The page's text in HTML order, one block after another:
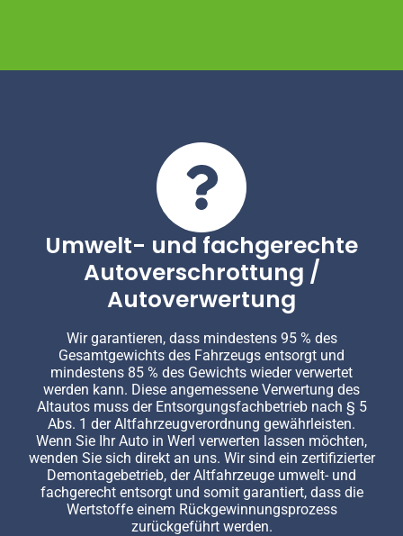
Umwelt- und fachgerechte
Autoverschrottung /
Autoverwertung
Wir garantieren, dass mindestens 95 % des
Gesamtgewichts des Fahrzeugs entsorgt und
mindestens 85 % des Gewichts wieder verwertet
werden kann. Diese angemessene Verwertung des
Altautos muss der Entsorgungsfachbetrieb nach § 5
Abs. 1 der Altfahrzeugverordnung gewährleisten.
Wenn Sie Ihr Auto in Werl verwerten lassen möchten,
wenden Sie sich direkt an uns. Wir sind ein zertifizierter
Demontagebetrieb, der Altfahrzeuge umwelt- und
fachgerecht entsorgt und somit garantiert, dass die
Wertstoffe einem Rückgewinnungsprozess
zurückgeführt werden.